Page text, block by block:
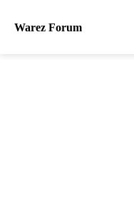
Warez Forum